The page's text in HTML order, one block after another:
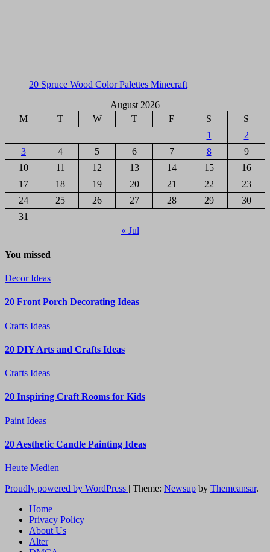
20 Spruce Wood Color Palettes Minecraft
August 2026
M
T W T F S
S
1
2
3
4 5 6 7 8
9
10
11 12 13 14 15
16
17
18 19 20 21 22
23
24
25 26 27 28 29
30
31
« Jul
You missed
Decor Ideas
20 Front Porch Decorating Ideas
Crafts Ideas
20 DIY Arts and Crafts Ideas
Crafts Ideas
20 Inspiring Craft Rooms for Kids
Paint Ideas
20 Aesthetic Candle Painting Ideas
Heute Medien
Proudly powered by WordPress | Theme: Newsup by Themeansar.
Home
Privacy Policy
About Us
Alter